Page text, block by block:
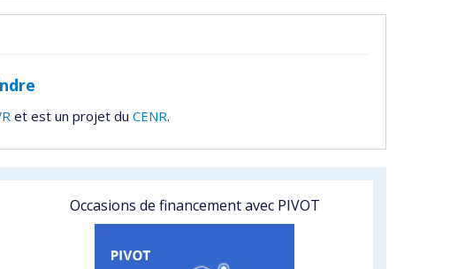
et est un projet du CENR.
Occasions de financement avec PIVOT